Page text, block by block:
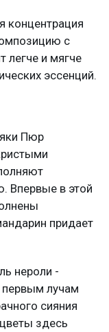
концентрация
с
легче и мягче
эссенций.
Пюр
Впервые в этой
придает
нероли -
лучам
сияния
здесь